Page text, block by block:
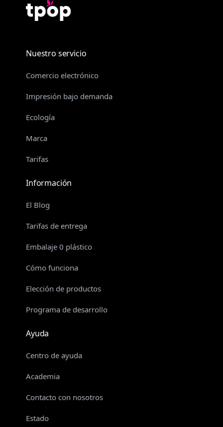
Nuestro servicio
Comercio electrónico
Impresión bajo demanda
Ecología
Marca
Tarifas
Información
El Blog
Tarifas de entrega
Embalaje 0 plástico
Cómo funciona
Elección de productos
Programa de desarrollo
Ayuda
Centro de ayuda
Academia
Contacto con nosotros
Estado